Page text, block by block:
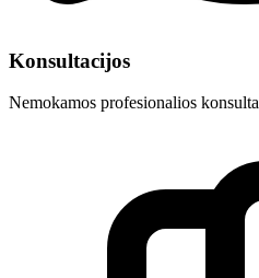
Konsultacijos
Nemokamos profesionalios